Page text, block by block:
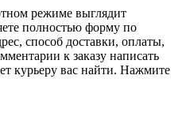
режиме выглядит
полностью форму по
способ доставки, оплаты,
к заказу написать
курьеру вас найти. Нажмите